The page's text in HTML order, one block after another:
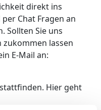
direkt ins
Chat Fragen an
Sollten Sie uns
lassen
E-Mail an:
Hier geht